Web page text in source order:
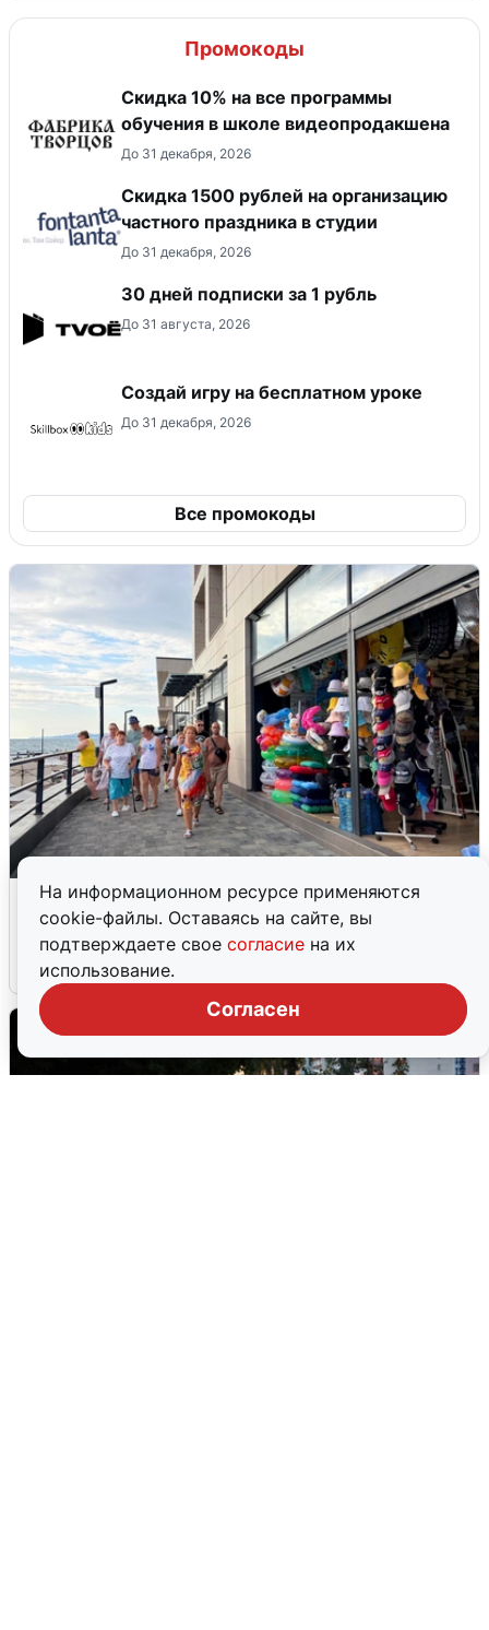
На информационном ресурсе применяются
cookie-файлы. Оставаясь на сайте, вы
подтверждаете свое согласие на их
использование.
Согласен
Промокоды
Скидка 10% на все программы
обучения в школе видеопродакшена
До 31 декабря, 2026
Cкидка 1500 рублей на организацию
частного праздника в студии
До 31 декабря, 2026
30 дней подписки за 1 рубль
До 31 августа, 2026
Создай игру на бесплатном уроке
До 31 декабря, 2026
Все промокоды
В Сочи объявили угрозу атаки БПЛА и
закрыли пляжи
6 августа 0